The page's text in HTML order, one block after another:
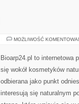
MOŻLIWOŚĆ
Bioarp24.pl to internetowa
się wokół kosmetyków
odbierana jako punkt
interesują się naturalnym